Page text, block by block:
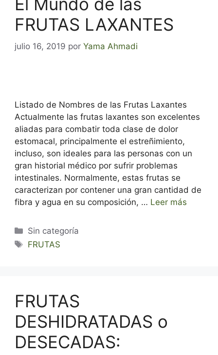
El Mundo de las
FRUTAS LAXANTES
julio 16, 2019 por Yama Ahmadi
Listado de Nombres de las Frutas Laxantes
Actualmente las frutas laxantes son excelentes
aliadas para combatir toda clase de dolor
estomacal, principalmente el estreñimiento,
incluso, son ideales para las personas con un
gran historial médico por sufrir problemas
intestinales. Normalmente, estas frutas se
caracterizan por contener una gran cantidad de
fibra y agua en su composición, … Leer más
Categorías
Sin categoría
Etiquetas
FRUTAS
FRUTAS
DESHIDRATADAS o
DESECADAS: